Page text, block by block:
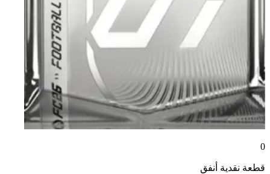
0
قطعة نقدية أنفق